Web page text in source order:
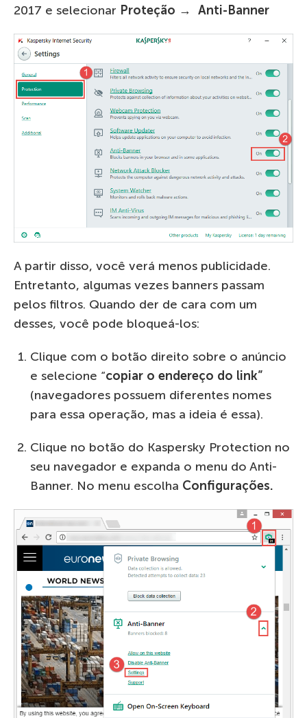
2017 e selecionar Proteção → Anti-Banner
A partir disso, você verá menos publicidade.
Entretanto, algumas vezes banners passam
pelos filtros. Quando der de cara com um
desses, você pode bloqueá-los:
Clique com o botão direito sobre o anúncio
e selecione “copiar o endereço do link”
(navegadores possuem diferentes nomes
para essa operação, mas a ideia é essa).
Clique no botão do Kaspersky Protection no
seu navegador e expanda o menu do Anti-
Banner. No menu escolha Configurações.